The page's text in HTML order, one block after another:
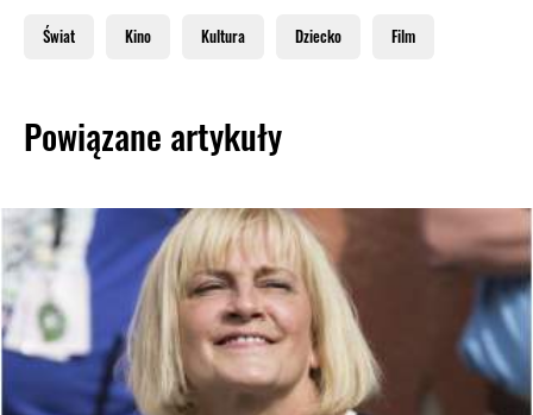
Świat Kino Kultura Dziecko Film
Powiązane artykuły